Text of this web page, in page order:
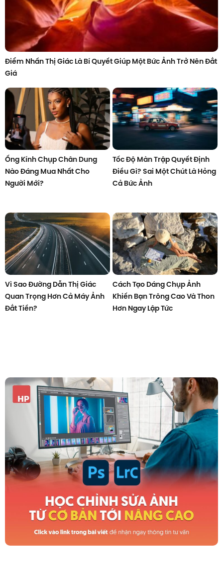
Điểm Nhấn Thị Giác Là Bí Quyết Giúp Một Bức Ảnh Trở Nên Đắt
Giá
Ống Kính Chụp Chân Dung
Nào Đáng Mua Nhất Cho
Người Mới?
Tốc Độ Màn Trập Quyết Định
Điều Gì? Sai Một Chút Là Hỏng
Cả Bức Ảnh
Vì Sao Đường Dẫn Thị Giác
Quan Trọng Hơn Cả Máy Ảnh
Đắt Tiền?
Cách Tạo Dáng Chụp Ảnh
Khiến Bạn Trông Cao Và Thon
Hơn Ngay Lập Tức